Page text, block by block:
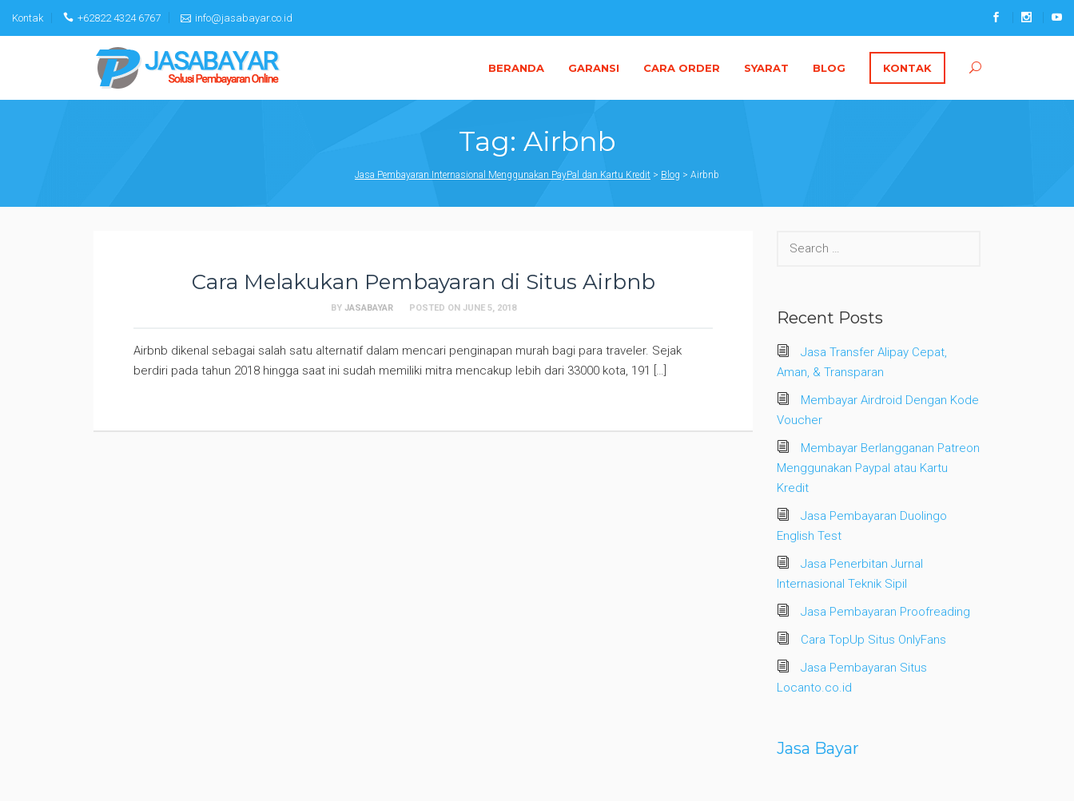
Kontak +62822 4324 6767 info@jasabayar.co.id
BERANDA GARANSI CARA ORDER SYARAT BLOG KONTAK
Tag: Airbnb
Jasa Pembayaran Internasional Menggunakan PayPal dan Kartu Kredit > Blog > Airbnb
Cara Melakukan Pembayaran di Situs Airbnb
BY JASABAYAR POSTED ON JUNE 5, 2018
Airbnb dikenal sebagai salah satu alternatif dalam mencari penginapan murah bagi para traveler. Sejak
berdiri pada tahun 2018 hingga saat ini sudah memiliki mitra mencakup lebih dari 33000 kota, 191 […]
Recent Posts
Jasa Transfer Alipay Cepat,
Aman, & Transparan
Membayar Airdroid Dengan Kode
Voucher
Membayar Berlangganan Patreon
Menggunakan Paypal atau Kartu
Kredit
Jasa Pembayaran Duolingo
English Test
Jasa Penerbitan Jurnal
Internasional Teknik Sipil
Jasa Pembayaran Proofreading
Cara TopUp Situs OnlyFans
Jasa Pembayaran Situs
Locanto.co.id
Jasa Bayar